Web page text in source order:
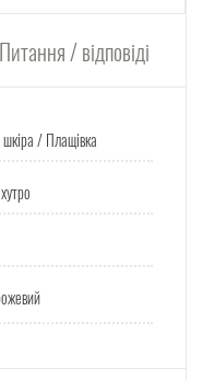
Питання / відповіді
/ Плащівка